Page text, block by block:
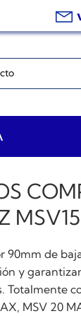
90mm de
y
Totalmente
MSV 20